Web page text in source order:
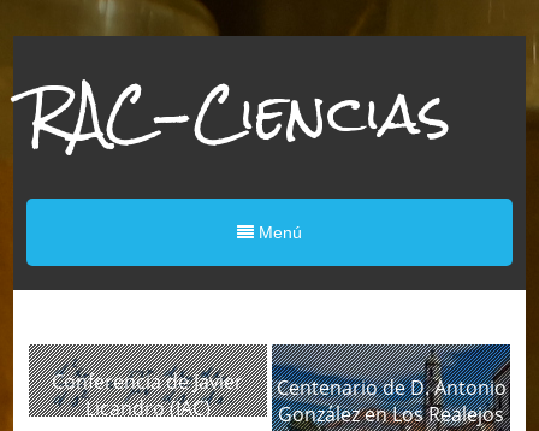
RAC-Ciencias
Menú
Conferencia de Javier
Licandro (IAC)
Centenario de D. Antonio
González en Los Realejos